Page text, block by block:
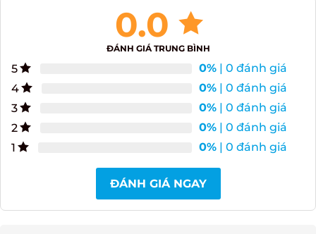
0.0
ĐÁNH GIÁ TRUNG BÌNH
5 0%| 0 đánh giá
4
0%| 0 đánh giá
3
0%| 0 đánh giá
2
0%| 0 đánh giá
1
0%| 0 đánh giá
ĐÁNH GIÁ NGAY